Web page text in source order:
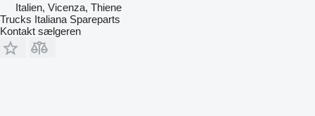
Italien, Vicenza, Thiene
Trucks Italiana Spareparts
Kontakt sælgeren